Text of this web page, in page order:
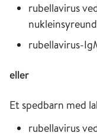
rubellavirus
rubellavirus-
eller
Et spedbarn med
rubellavirus